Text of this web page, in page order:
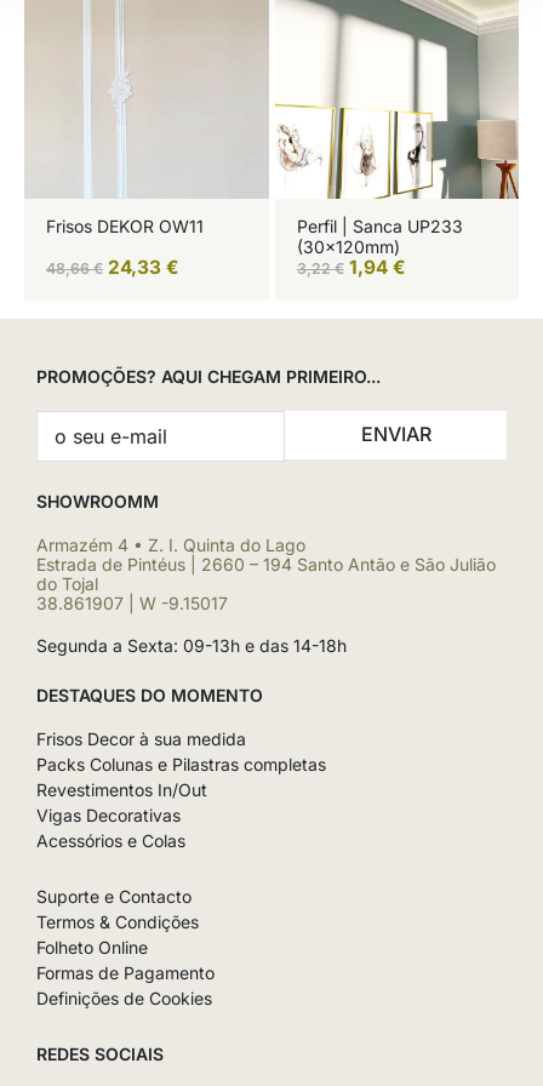
Frisos DEKOR OW11
48,66€ 24,33 €
Perfil | Sanca UP233
(30x120mm)
3,22€ 1,94 €
PROMOÇÕES? AQUI CHEGAM PRIMEIRO...
ENVIAR
SHOWROOMM
Armazém 4 • Z. I. Quinta do Lago
Estrada de Pintéus | 2660 – 194 Santo Antão e São Julião
do Tojal
38.861907 | W -9.15017
Segunda a Sexta: 09-13h e das 14-18h
DESTAQUES DO MOMENTO
Frisos Decor à sua medida
Packs Colunas e Pilastras completas
Revestimentos In/Out
Vigas Decorativas
Acessórios e Colas
Suporte e Contacto
Termos & Condições
Folheto Online
Formas de Pagamento
Definições de Cookies
REDES SOCIAIS